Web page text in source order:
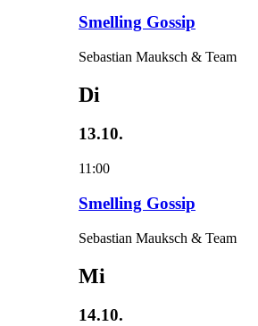
Smelling Gossip
Sebastian Mauksch & Team
Di
13.10.
11:00
Smelling Gossip
Sebastian Mauksch & Team
Mi
14.10.